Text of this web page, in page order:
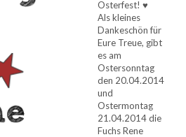
Osterfest! ♥
Als kleines
Dankeschön für
Eure Treue, gibt
es am
Ostersonntag
den 20.04.2014
und
Ostermontag
21.04.2014 die
Fuchs Rene